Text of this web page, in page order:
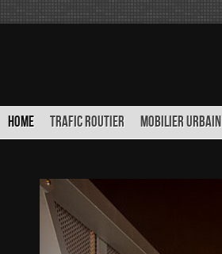
HOME TRAFIC ROUTIER MOBILIER URBAIN